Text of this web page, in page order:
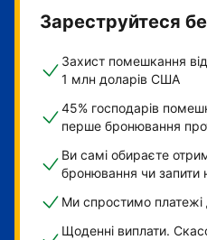
Зареструйтеся
Захист помешкання
1 млн доларів США
45% господарів
перше бронювання
Ви самі обираєте
бронювання чи запити
Ми спростимо платежі
Щоденні виплати.